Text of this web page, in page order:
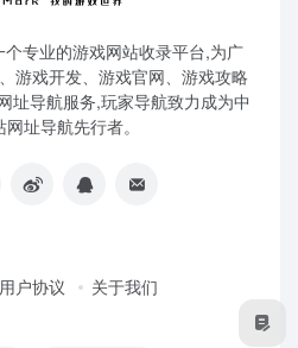
专业的游戏网站收录平台,为广
游戏开发、游戏官网、游戏攻略
址导航服务,玩家导航致力成为中
址导航先行者。
用户协议 关于我们